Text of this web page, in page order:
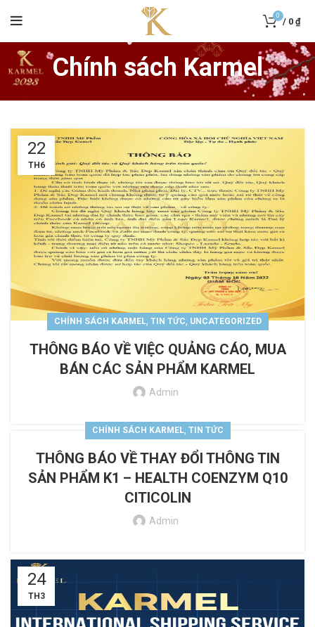
0
/ 0 ₫
Chính sách Karmel
22
TH6
CHÍNH SÁCH KARMEL, TIN TỨC, UNCATEGORIZED
THÔNG BÁO VỀ VIỆC QUẢNG CÁO, MUA
BÁN CÁC SẢN PHẨM KARMEL
Admin
CHÍNH SÁCH KARMEL, TIN TỨC
THÔNG BÁO VỀ THAY ĐỔI THÔNG TIN
SẢN PHẨM K1 – HEALTH COENZYM Q10
CITICOLIN
Admin
24
TH3